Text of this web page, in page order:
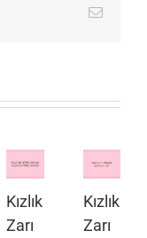
E-
Kızlık
Zarı
Kızlık
Zarı